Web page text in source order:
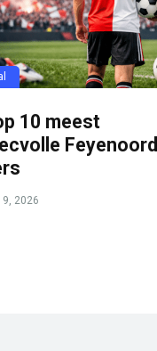
10 meest
Feyenoord
2026